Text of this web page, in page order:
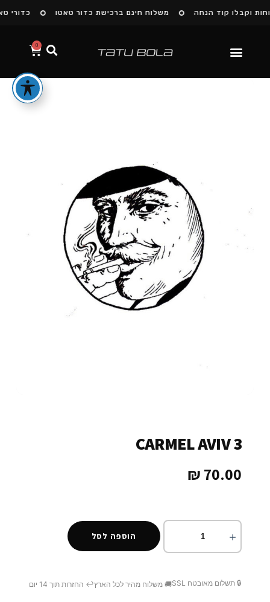
משלוח חינם ברכישת כדור טאטו כדורי וקבלו קוד הנחה
0
CARMEL AVIV 3
70.00
₪
הוספה לסל
🔒 תשלום מאובטח SSL 🚚 משלוח מהיר לכל הארץ↩️ החזרות תוך 14 יום